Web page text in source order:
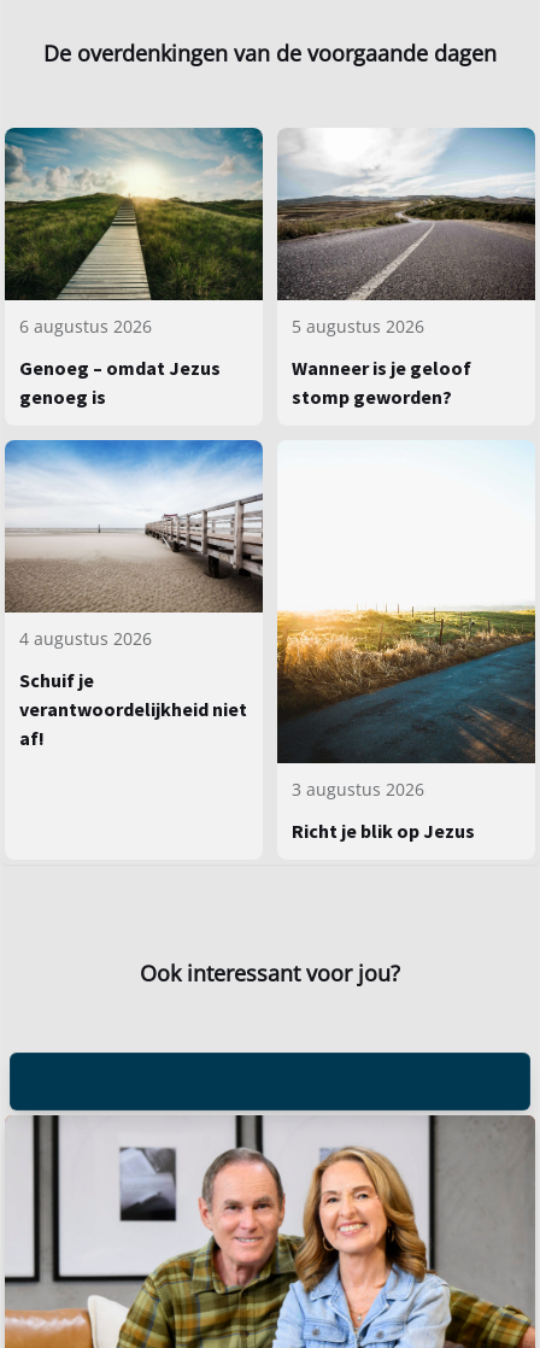
De overdenkingen van de voorgaande dagen
6 augustus 2026
Genoeg – omdat Jezus
genoeg is
5 augustus 2026
Wanneer is je geloof
stomp geworden?
4 augustus 2026
Schuif je
verantwoordelijkheid niet
af!
3 augustus 2026
Richt je blik op Jezus
Ook interessant voor jou?